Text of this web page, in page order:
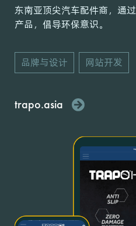
东南亚顶尖汽车配件商，通
产品，倡导环保意识。
品牌与设计 网站开发
trapo.asia